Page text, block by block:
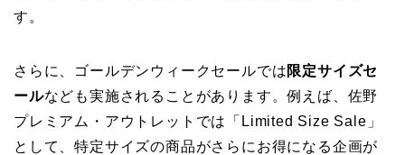
す。
さらに、ゴールデンウィークセールでは限定サイズセ
ールなども実施されることがあります。例えば、佐野
プレミアム・アウトレットでは「Limited Size Sale」
として、特定サイズの商品がさらにお得になる企画が